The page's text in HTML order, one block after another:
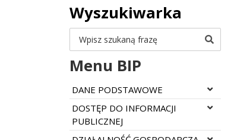
Wyszukiwarka
Szukaj
Menu BIP
Rozwiń menu
DANE PODSTAWOWE
Rozwiń menu
DOSTĘP DO INFORMACJI
PUBLICZNEJ